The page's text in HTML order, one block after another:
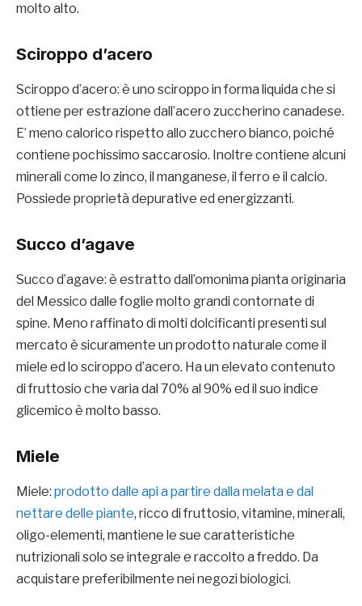
molto alto.
Sciroppo d’acero
Sciroppo d’acero: è uno sciroppo in forma liquida che si
ottiene per estrazione dall’acero zuccherino canadese.
E’ meno calorico rispetto allo zucchero bianco, poiché
contiene pochissimo saccarosio. Inoltre contiene alcuni
minerali come lo zinco, il manganese, il ferro e il calcio.
Possiede proprietà depurative ed energizzanti.
Succo d’agave
Succo d’agave: è estratto dall’omonima pianta originaria
del Messico dalle foglie molto grandi contornate di
spine. Meno raffinato di molti dolcificanti presenti sul
mercato è sicuramente un prodotto naturale come il
miele ed lo sciroppo d’acero. Ha un elevato contenuto
di fruttosio che varia dal 70% al 90% ed il suo indice
glicemico è molto basso.
Miele
Miele: prodotto dalle api a partire dalla melata e dal
nettare delle piante, ricco di fruttosio, vitamine, minerali,
oligo-elementi, mantiene le sue caratteristiche
nutrizionali solo se integrale e raccolto a freddo. Da
acquistare preferibilmente nei negozi biologici.